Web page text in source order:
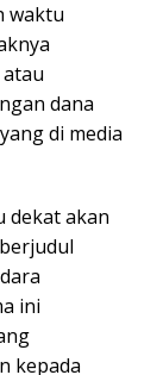
waktu
dana
di media
dekat akan
ini
kepada